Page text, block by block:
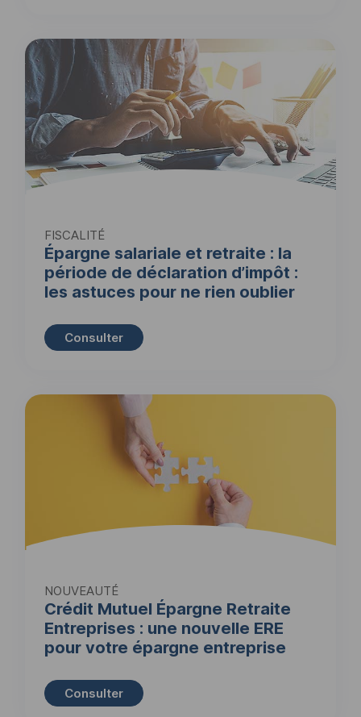
FISCALITÉ
Épargne salariale et retraite : la
période de déclaration d’impôt :
les astuces pour ne rien oublier
Consulter
NOUVEAUTÉ
Crédit Mutuel Épargne Retraite
Entreprises : une nouvelle ERE
pour votre épargne entreprise
Consulter